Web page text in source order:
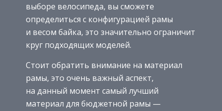
выборе велосипеда, вы сможете
определиться с конфигурацией рамы
и весом байка, это значительно ограничит
круг подходящих моделей.
Стоит обратить внимание на материал
рамы, это очень важный аспект,
на данный момент самый лучший
материал для бюджетной рамы —